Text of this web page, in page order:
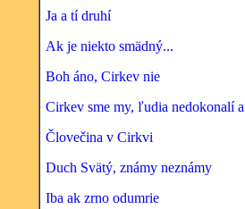
Ja a tí druhí
Ak je niekto smädný...
Boh áno, Cirkev nie
Cirkev sme my, ľudia nedokonalí
Človečina v Cirkvi
Duch Svätý, známy neznámy
Iba ak zrno odumrie